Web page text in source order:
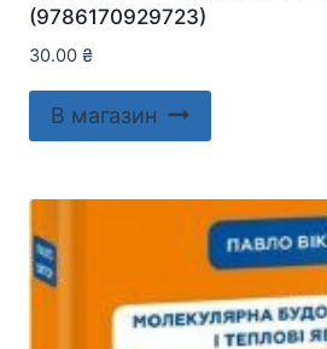
(9786170929723)
30.00 ₴
В магазин